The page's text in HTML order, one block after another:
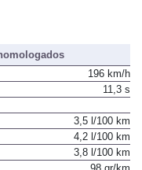
196 km/h
11,3 s
3,5 l/100 km
4,2 l/100 km
3,8 l/100 km